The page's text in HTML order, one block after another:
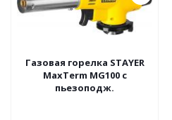
Газовая горелка STAYER
MaxTerm MG100 с
пьезоподж.